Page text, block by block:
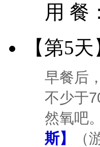
用 餐：
【第5天
早餐后
不少于
然氧吧
斯】